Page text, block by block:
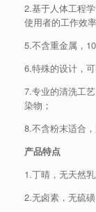
2.基于人体工程
使用者的工作效率
5.不含重金属，
6.特殊的设计，
7.专业的清洗工
染物；
8.不含粉末适合
产品特点
1.丁晴，无天然
2.无卤素，无硫